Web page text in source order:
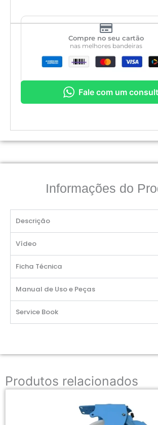
Compre no seu cartão
nas melhores bandeiras
Fale com um
Informações do
Descrição
Vídeo
Ficha Técnica
Manual de Uso e Peças
Service Book
Produtos relacionados